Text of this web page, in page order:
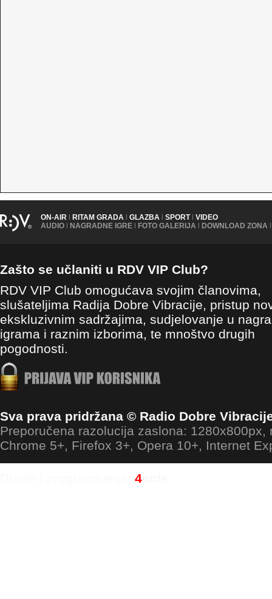
ON-AIR | RITAM GRADA | GLAZBA | SPORT | VIDEO
AUDIO | NAGRADNE IGRE | FOTO GALERIJA | DOWNLOAD ZONA |
Zašto se učlaniti u RDV VIP Club?
RDV VIP Club omogućava svojim članovima,
slušateljima Radija Dobre Vibracije, pristup
ekskluzivnim sadržajima, sudjelovanje u
igrama i raznim izborima, te mnoštvo drugih
pogodnosti.
Sva prava pridržana © Radio Dobre
Preporučena razolucija zaslona: 1280x800px,
Chrome 5+, Firefox 3+, Opera 10+, Internet
4